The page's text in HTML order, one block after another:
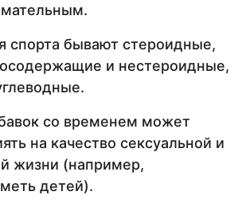
спорта бывают стероидные,
и нестероидные,
со временем может
на качество сексуальной и
жизни (например,
детей).